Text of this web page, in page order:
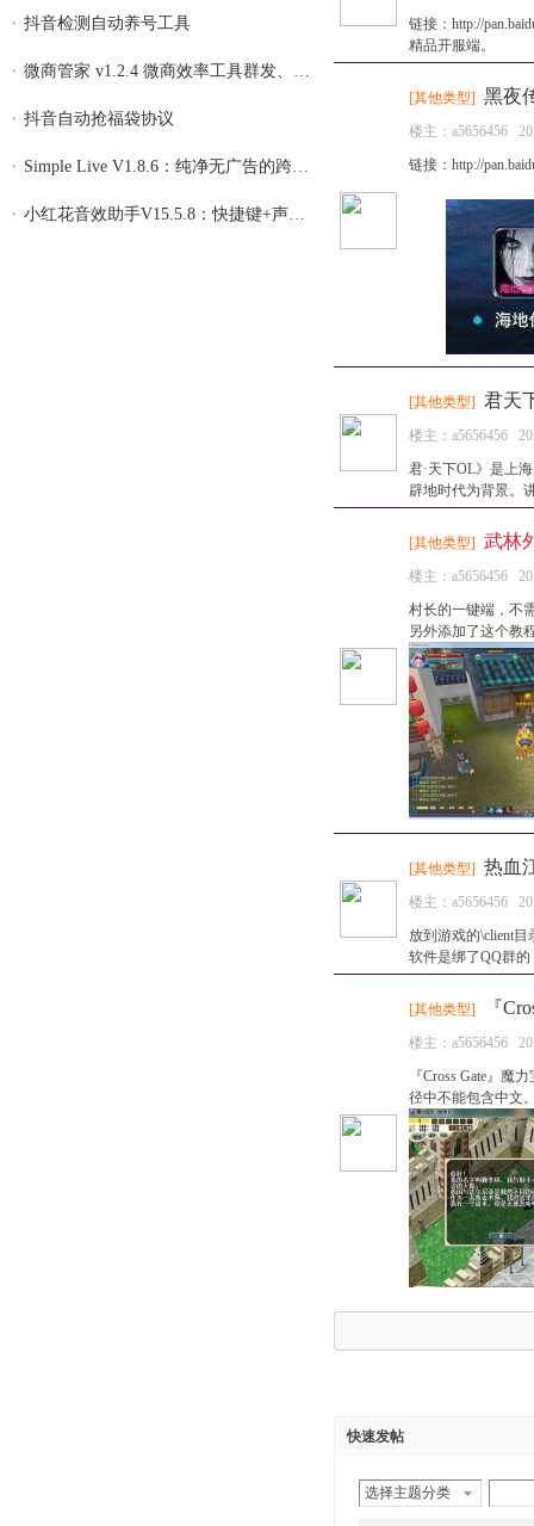
链接：http://
精品开服端。
[其他类型] 黑夜
楼主： a5656456
链接：http://
[其他类型] 君天
楼主： a5656456
君·天下OL》是上
辟地时代为背景。
[其他类型] 武林
楼主： a5656456
村长的一键端，不
另外添加了这个教
[其他类型] 热血
楼主： a5656456
放到游戏的\client
软件是绑了QQ群的
[其他类型] 『
楼主： a5656456
『Cross Gate』魔
径中不能包含中文
快速发帖
选择主题分类
抖音检测自动养号工具
抖音自动抢福袋协议